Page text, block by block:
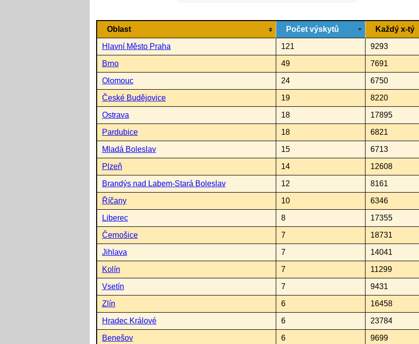
Oblast Počet výskytů Každý x-tý
Hlavní Město Praha 121 9293
Brno 49 7691
Olomouc 24 6750
České Budějovice 19 8220
Ostrava 18 17895
Pardubice 18 6821
Mladá Boleslav 15 6713
Plzeň 14 12608
Brandýs nad Labem-Stará Boleslav 12 8161
Říčany 10 6346
Liberec 8 17355
Černošice 7 18731
Jihlava 7 14041
Kolín 7 11299
Vsetín 7 9431
Zlín 6 16458
Hradec Králové 6 23784
Benešov 6 9699